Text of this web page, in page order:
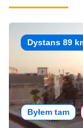
Dystans 89
Byłem tam